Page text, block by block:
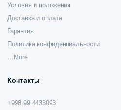
Условия и положения
Доставка и оплата
Гарантия
Политика конфиденциальности
…More
Контакты
+998 99 4433093